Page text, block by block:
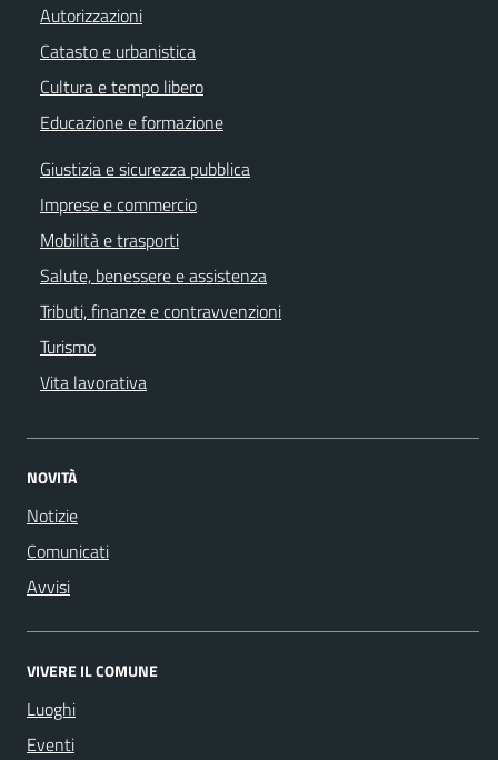
Autorizzazioni
Catasto e urbanistica
Cultura e tempo libero
Educazione e formazione
Giustizia e sicurezza pubblica
Imprese e commercio
Mobilità e trasporti
Salute, benessere e assistenza
Tributi, finanze e contravvenzioni
Turismo
Vita lavorativa
NOVITÀ
Notizie
Comunicati
Avvisi
VIVERE IL COMUNE
Luoghi
Eventi